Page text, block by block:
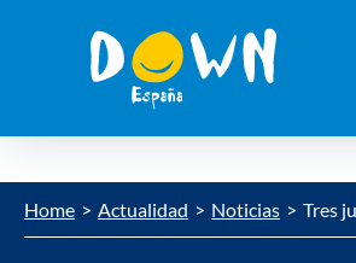
contenido
Home Actualidad Noticias Tres